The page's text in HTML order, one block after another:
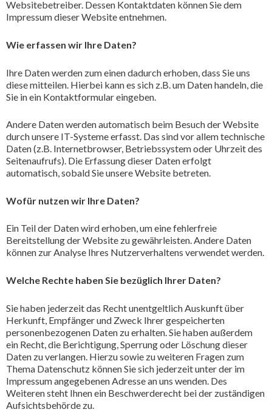
Websitebetreiber. Dessen Kontaktdaten können Sie dem
Impressum dieser Website entnehmen.
Wie erfassen wir Ihre Daten?
Ihre Daten werden zum einen dadurch erhoben, dass Sie uns
diese mitteilen. Hierbei kann es sich z.B. um Daten handeln, die
Sie in ein Kontaktformular eingeben.
Andere Daten werden automatisch beim Besuch der Website
durch unsere IT-Systeme erfasst. Das sind vor allem technische
Daten (z.B. Internetbrowser, Betriebssystem oder Uhrzeit des
Seitenaufrufs). Die Erfassung dieser Daten erfolgt
automatisch, sobald Sie unsere Website betreten.
Wofür nutzen wir Ihre Daten?
Ein Teil der Daten wird erhoben, um eine fehlerfreie
Bereitstellung der Website zu gewährleisten. Andere Daten
können zur Analyse Ihres Nutzerverhaltens verwendet werden.
Welche Rechte haben Sie bezüglich Ihrer Daten?
Sie haben jederzeit das Recht unentgeltlich Auskunft über
Herkunft, Empfänger und Zweck Ihrer gespeicherten
personenbezogenen Daten zu erhalten. Sie haben außerdem
ein Recht, die Berichtigung, Sperrung oder Löschung dieser
Daten zu verlangen. Hierzu sowie zu weiteren Fragen zum
Thema Datenschutz können Sie sich jederzeit unter der im
Impressum angegebenen Adresse an uns wenden. Des
Weiteren steht Ihnen ein Beschwerderecht bei der zuständigen
Aufsichtsbehörde zu.